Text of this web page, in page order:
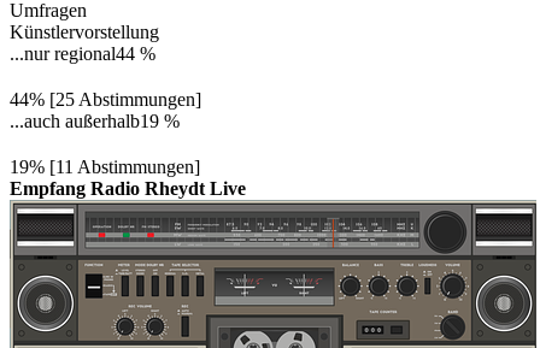
Umfragen
Künstlervorstellung
...nur regional44 %
44% [25 Abstimmungen]
...auch außerhalb19 %
19% [11 Abstimmungen]
Empfang Radio Rheydt Live